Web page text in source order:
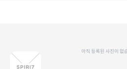
아직 등록된 사진이 없